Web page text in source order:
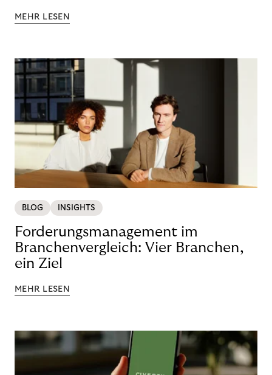
MEHR LESEN
BLOG INSIGHTS
Forderungsmanagement im
Branchenvergleich: Vier Branchen,
ein Ziel
MEHR LESEN